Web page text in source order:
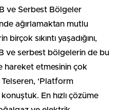
ve Serbest Bölgeler
ağırlamaktan mutlu
sıkıntı yaşadığını,
ve serbest bölgelerin de bu
hareket etmesinin çok
‘Platform
En hızlı çözüme